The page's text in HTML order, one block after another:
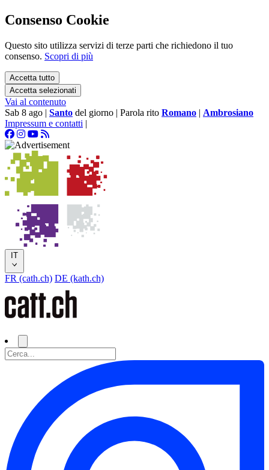
Consenso Cookie
Questo sito utilizza servizi di terze parti che richiedono il tuo
consenso. Scopri di più
Accetta tutto
Accetta selezionati
Vai al contenuto
Sab 8 ago | Santo del giorno | Parola rito Romano | Ambrosiano
Impressum e contatti |
IT
FR (cath.ch) DE (kath.ch)